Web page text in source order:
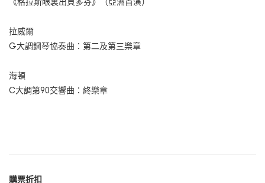
拉威爾
G大調鋼琴協奏曲：第二及第三樂章
海頓
C大調第90交響曲：終樂章
購票折扣